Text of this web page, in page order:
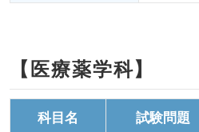
【医療薬学科】
科目名 試験問題